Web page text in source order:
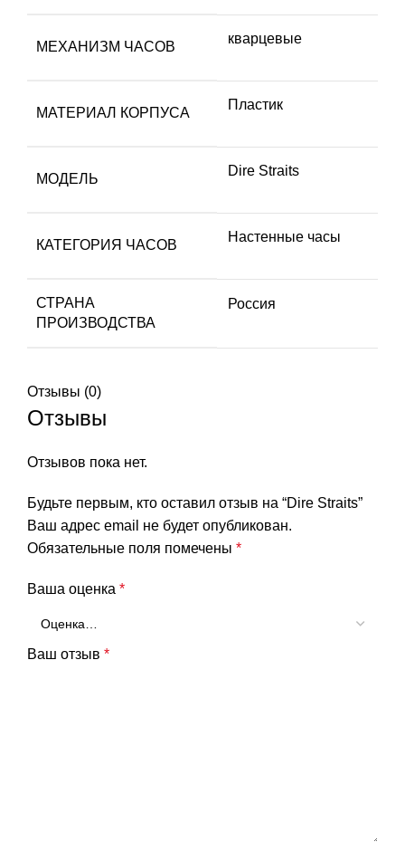
МЕХАНИЗМ ЧАСОВ
кварцевые
МАТЕРИАЛ КОРПУСА
Пластик
МОДЕЛЬ
Dire Straits
КАТЕГОРИЯ ЧАСОВ
Настенные часы
СТРАНА
ПРОИЗВОДСТВА
Россия
Отзывы (0)
Отзывы
Отзывов пока нет.
Будьте первым, кто оставил отзыв на “Dire Straits”
Ваш адрес email не будет опубликован.
Обязательные поля помечены *
Ваша оценка *
Ваш отзыв *